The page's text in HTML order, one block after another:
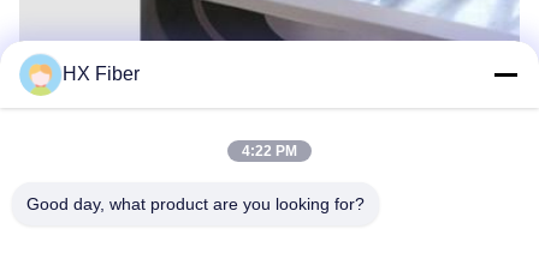
HX Fiber
4:22 PM
Good day, what product are you looking for?